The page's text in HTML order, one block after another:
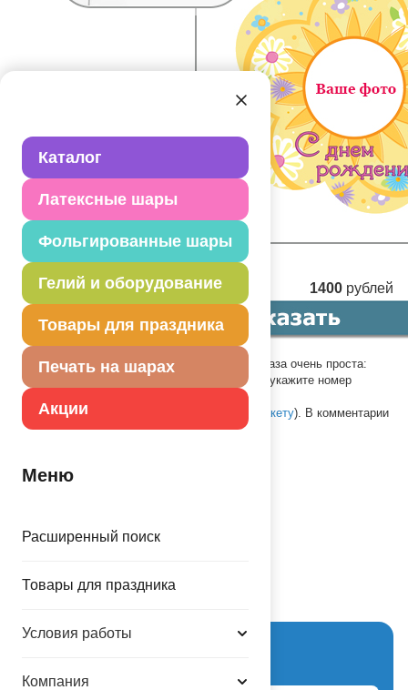
Каталог
Латексные шары
Фольгированные шары
Гелий и оборудование
Товары для праздника
Печать на шарах
Акции
Меню
Расширенный поиск
Товары для праздника
Условия работы
Компания
1400 рублей
Срок изготовления - 3 минуты. Процедура заказа очень проста:
в один клик
print@balloons.ru
, в теме письма укажите номер
шаблона, выбранный Вами и
прикрепите изображение (см.
требования к макету). В комментарии
укажите необходимо ли
День рождения
Схема проезда
Вход для партнеров